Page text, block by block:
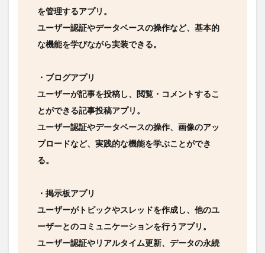
を管理するアプリ。
ユーザー認証やデータベースの操作など、基本的
な機能を学びながら実装できる。
・ブログアプリ
ユーザーが記事を投稿し、閲覧・コメントするこ
とができる記事投稿アプリ。
ユーザー認証やデータベースの操作、画像のアッ
プロードなど、実践的な機能を学ぶことができ
る。
・掲示板アプリ
ユーザーがトピックやスレッドを作成し、他のユ
ーザーとのコミュニケーションを行うアプリ。
ユーザー認証やリアルタイム更新、データの永続